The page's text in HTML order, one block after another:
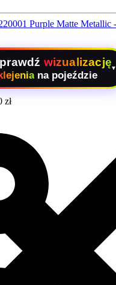
wizualizację
na pojeździe
▾
zł